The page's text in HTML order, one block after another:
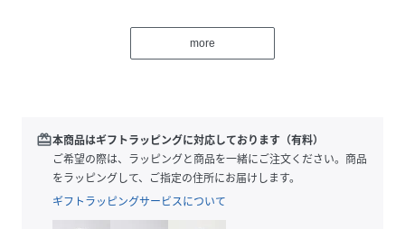
素材 ｼﾙﾊﾞｰ K24ｺｰﾃｨﾝｸﾞ
サイズ FREE
more
redeem本商品はギフトラッピングに対応しております（有料）
ご希望の際は、ラッピングと商品を一緒にご注文ください。商品
をラッピングして、ご指定の住所にお届けします。
ギフトラッピングサービスについて